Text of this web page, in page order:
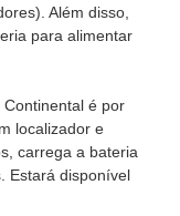
Além disso,
para alimentar
é por
localizador e
carrega a bateria
Estará disponível